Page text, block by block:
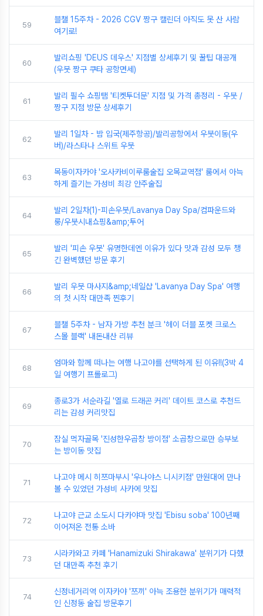
59
블챌 15주차 - 2026 CGV 짱구 캘린더 아직도 못 산 사람
여기로!
60
발리쇼핑 'DEUS 데우스' 지점별 상세후기 및 꿀팁 대공개
(우붓 짱구 쿠타 공항면세)
61
발리 필수 쇼핑탬 '티켓투더문' 지점 및 가격 총정리 - 우붓 /
짱구 지점 방문 상세후기
62
발리 1일차 - 밤 입국(제주항공)/발리공항에서 우붓이동(우
버)/라스타나 스위트 우붓
63
목동이자카야 '오사카비이루룸술집 오목교역점' 룸에서 아늑
하게 즐기는 가성비 최강 안주술집
64
발리 2일차(1)-피손우붓/Lavanya Day Spa/컴파운드와
룽/우붓시내쇼핑&amp;투어
65
발리 '피손 우붓' 유명한데엔 이유가 있다 맛과 감성 모두 챙
긴 완벽했던 방문 후기
66
발리 우붓 마사지&amp;네일샵 'Lavanya Day Spa' 여행
의 첫 시작 대만족 찐후기
67
블챌 5주차 - 남자 가방 추천 분크 '헤이 더블 포켓 크로스
스몰 블랙' 내돈내산 리뷰
68
엄마와 함께 떠나는 여행 나고야를 선택하게 된 이유!!(3박 4
일 여행기 프롤로그)
69
종로3가 서순라길 '옐로 드래곤 커리' 데이트 코스로 추천드
리는 감성 커리맛집
70
잠실 먹자골목 '진성한우곱창 방이점' 소곱창으로만 승부보
는 방이동 맛집
71
나고야 메시 히쯔마부시 '우나야스 니시키점' 만원대에 만나
볼 수 있었던 가성비 사카에 맛집
72
나고야 근교 소도시 다카야마 맛집 'Ebisu soba' 100년째
이어져온 전통 소바
73
시라카와고 카페 'Hanamizuki Shirakawa' 분위기가 다했
던 대만족 추천 후기
74
신정네거리역 이자카야 '쯔끼' 아늑 조용한 분위기가 매력적
인 신정동 술집 방문후기